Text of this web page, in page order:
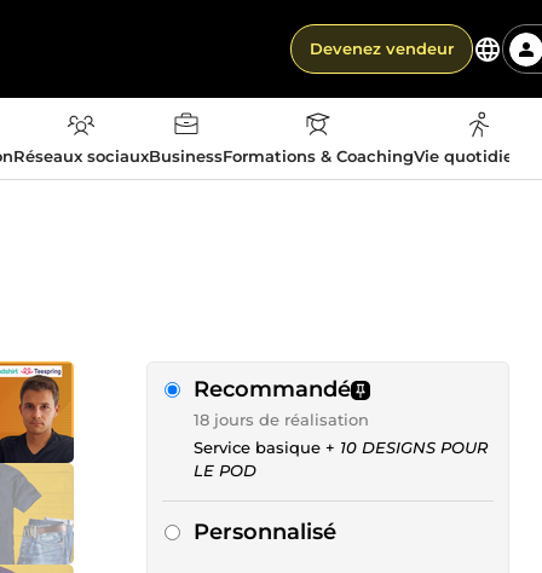
Devenez vendeur
Réseaux sociauxBusinessFormations & CoachingVie
Recommandé
18 jours de réalisation
Service basique + 10 DESIGNS POUR
LE POD
Personnalisé